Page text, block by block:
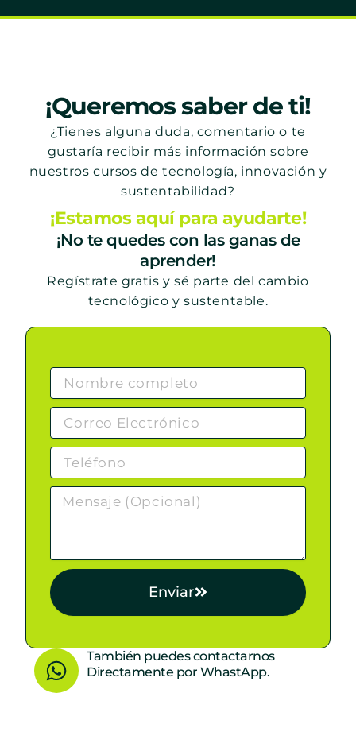
¡Queremos saber de ti!
¿Tienes alguna duda, comentario o te
gustaría recibir más información sobre
nuestros cursos de tecnología, innovación y
sustentabilidad?
¡Estamos aquí para ayudarte!
¡No te quedes con las ganas de
aprender!
Regístrate gratis y sé parte del cambio
tecnológico y sustentable.
Enviar
W
h
También puedes contactarnos
Directamente por WhastApp.